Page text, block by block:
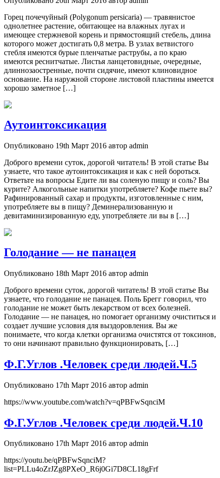
Горец почечуйный (Polygonum persicaria) — травянистое
однолетнее растение, обитающее на влажных лугах и
имеющее стержневой корень и прямостоящий стебель, длина
которого может достигать 0,8 метра. В узлах ветвистого
стебля имеются бурые пленчатые раструбы, а по краю
имеются реснитчатые. Листья ланцетовидные, очередные,
длиннозаостренные, почти сидячие, имеют клиновидное
основание. На наружной стороне листовой пластины имеется
хорошо заметное […]
Аутоинтоксикация
Опубликовано 19th Март 2016 автор admin
Доброго времени суток, дорогой читатель! В этой статье Вы
узнаете, что такое аутоинтоксикация и как с ней бороться.
Ответьте на вопросы Едите ли вы соленую пищу и соль? Вы
курите? Алкогольные напитки употребляете? Кофе пьете вы?
Рафинированный сахар и продукты, изготовленные с ним,
употребляете вы в пищу? Деминерализованную и
девитаминизированную еду, употребляете ли вы в […]
Голодание — не панацея
Опубликовано 18th Март 2016 автор admin
Доброго времени суток, дорогой читатель! В этой статье Вы
узнаете, что голодание не панацея. Поль Брегг говорил, что
голодание не может быть лекарством от всех болезней.
Голодание — не панацея, но помогает организму очиститься и
создает лучшие условия для выздоровления. Вы же
понимаете, что когда клетки организма очистятся от токсинов,
то они начинают правильно функционировать, […]
Ф.Г.Углов .Человек среди людей.Ч.5
Опубликовано 17th Март 2016 автор admin
https://www.youtube.com/watch?v=qPBFwSqnciM
Ф.Г.Углов .Человек среди людей.Ч.10
Опубликовано 17th Март 2016 автор admin
https://youtu.be/qPBFwSqnciM?
list=PLLu4oZrJZg8PXeO_R6j0Gi7D8CL18gFrf